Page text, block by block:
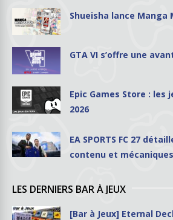
Shueisha lance Manga
GTA VI s’offre une
Epic Games Store : les
2026
EA SPORTS FC 27
contenu et
LES DERNIERS BAR À JEUX
[Bar à Jeux] Eternal